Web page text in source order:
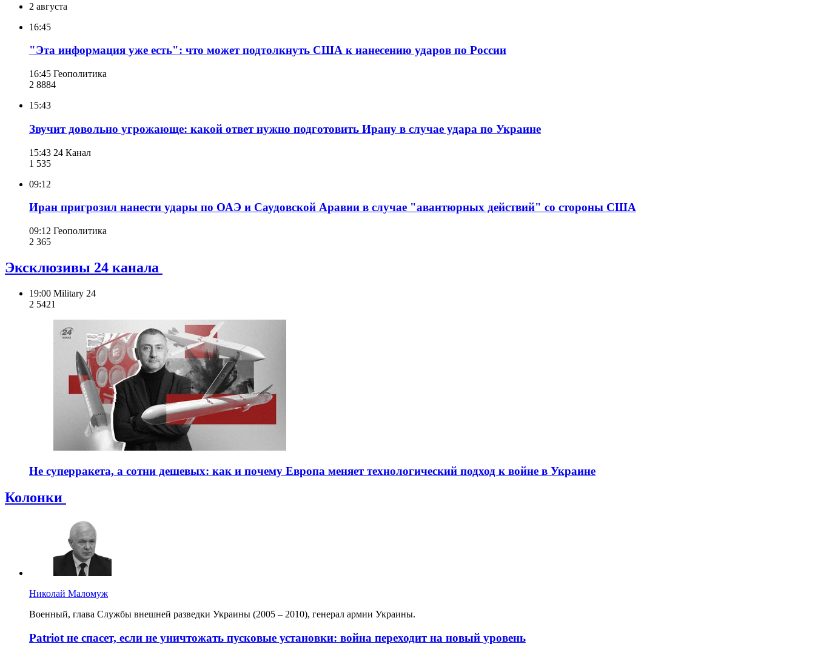
2 августа
16:45
"Эта информация уже есть": что может подтолкнуть США к нанесению ударов по России
16:45 Геополитика
2 8884
15:43
Звучит довольно угрожающе: какой ответ нужно подготовить Ирану в случае удара по Украине
15:43 24 Канал
1 535
09:12
Иран пригрозил нанести удары по ОАЭ и Саудовской Аравии в случае "авантюрных действий" со стороны США
09:12 Геополитика
2 365
Эксклюзивы 24 канала
19:00 Military 24
2 5421
Не суперракета, а сотни дешевых: как и почему Европа меняет технологический подход к войне в Украине
Колонки
Николай Маломуж
Военный, глава Службы внешней разведки Украины (2005 – 2010), генерал армии Украины.
Patriot не спасет, если не уничтожать пусковые установки: война переходит на новый уровень